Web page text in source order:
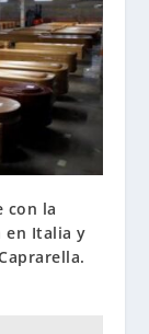
con la
en Italia y